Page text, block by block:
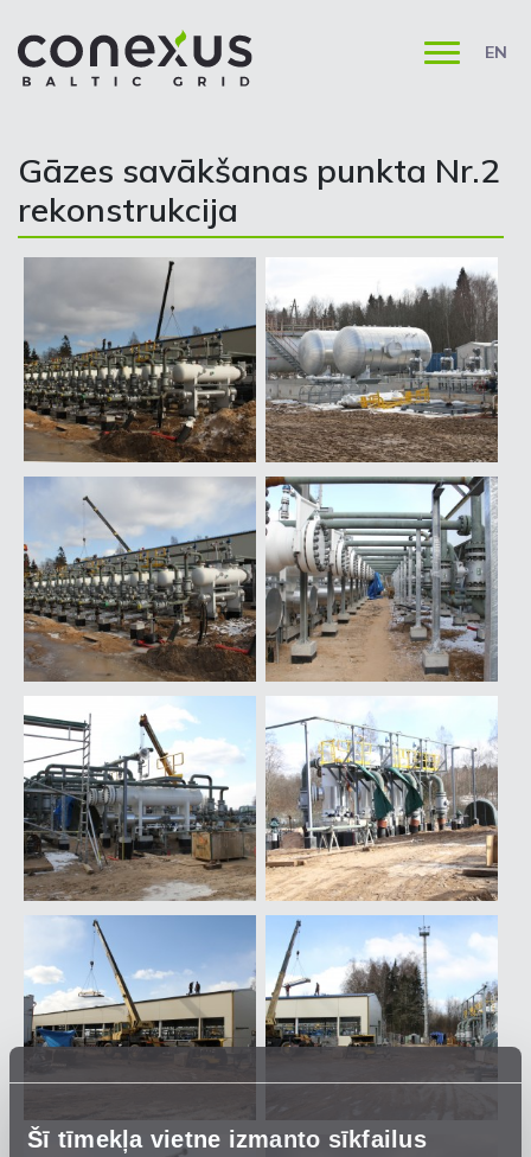
Šī tīmekļa vietne izmanto sīkfailus
EN
Gāzes savākšanas punkta Nr.2
rekonstrukcija